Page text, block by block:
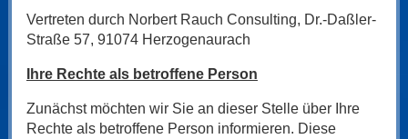
Vertreten durch Norbert Rauch Consulting, Dr.-Daßler-
Straße 57, 91074 Herzogenaurach
Ihre Rechte als betroffene Person
Zunächst möchten wir Sie an dieser Stelle über Ihre
Rechte als betroffene Person informieren. Diese